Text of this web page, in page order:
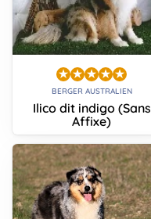
BERGER AUSTRALIEN
Ilico dit indigo (Sans
Affixe)